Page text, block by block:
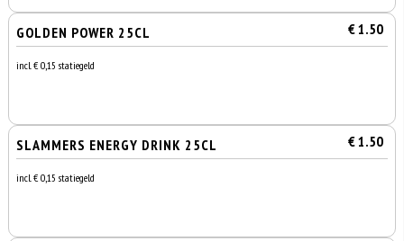
GOLDEN POWER 25CL € 1.50
incl. € 0,15 statiegeld
SLAMMERS ENERGY DRINK 25CL € 1.50
incl. € 0,15 statiegeld